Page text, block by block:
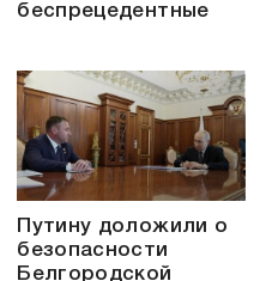
беспрецедентные
Путину доложили о
безопасности
Белгородской